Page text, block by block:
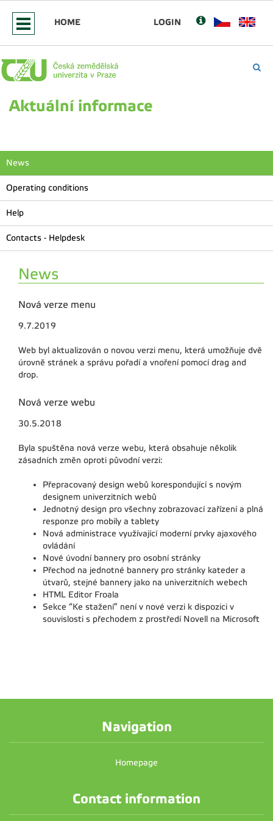
HOME LOGIN
Aktuální informace
News
Operating conditions
Help
Contacts - Helpdesk
News
Nová verze menu
9.7.2019
Web byl aktualizován o novou verzi menu, která umožňuje dvě
úrovně stránek a správu pořadí a vnoření pomocí drag and
drop.
Nová verze webu
30.5.2018
Byla spuštěna nová verze webu, která obsahuje několik
zásadních změn oproti původní verzi:
Přepracovaný design webů korespondující s novým
designem univerzitních webů
Jednotný design pro všechny zobrazovací zařízení a plná
responze pro mobily a tablety
Nová administrace využívající moderní prvky ajaxového
ovládání
Nové úvodní bannery pro osobní stránky
Přechod na jednotné bannery pro stránky kateder a
útvarů, stejné bannery jako na univerzitních webech
HTML Editor Froala
Sekce “Ke stažení” není v nové verzi k dispozici v
souvislosti s přechodem z prostředí Novell na Microsoft
Navigation
Homepage
Contact information